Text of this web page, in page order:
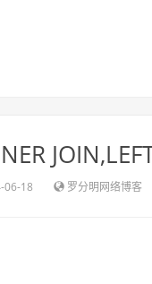
18 罗分明网络博客